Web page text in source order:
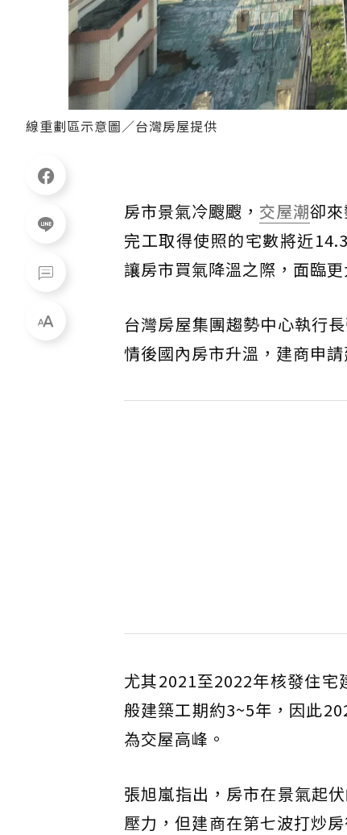
線重劃區示意圖／台灣房屋提供
房市景氣冷颼颼， 交屋潮卻
完工取得使照的宅數將近
讓房市買氣降溫之際，面臨更
台灣房屋集團趨勢中心執行
情後國內房市升溫，建商申
尤其2021至2022年核發住
般建築工期約3~5年，因此
為交屋高峰。
張旭嵐指出，房市在景氣起
壓力，但建商在第七波打炒